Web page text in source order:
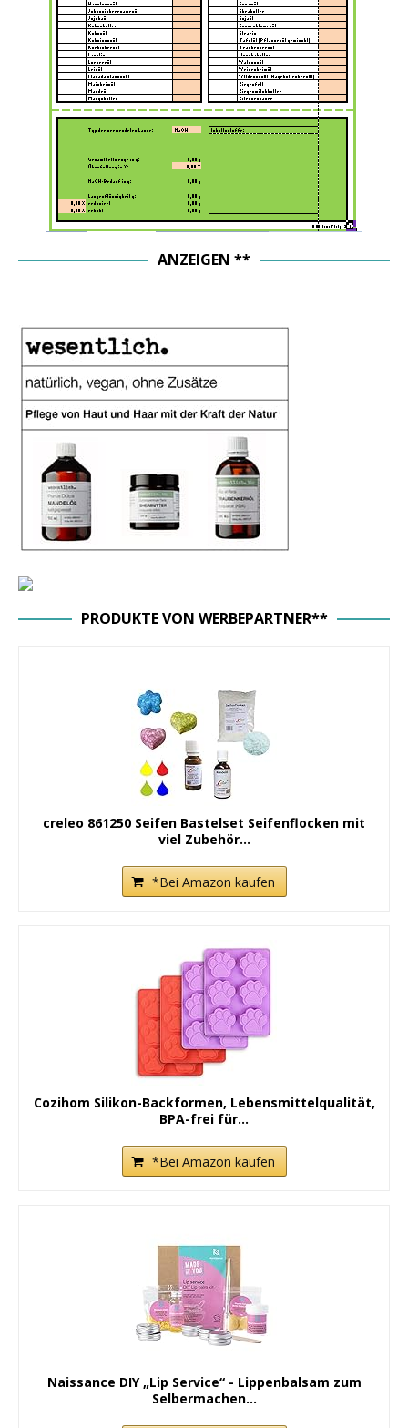
ANZEIGEN **
PRODUKTE VON WERBEPARTNER**
creleo 861250 Seifen Bastelset Seifenflocken mit
viel Zubehör...
*Bei Amazon kaufen
Cozihom Silikon-Backformen, Lebensmittelqualität,
BPA-frei für...
*Bei Amazon kaufen
Naissance DIY „Lip Service“ - Lippenbalsam zum
Selbermachen...